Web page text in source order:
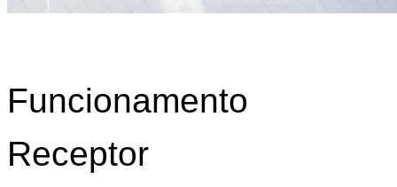
Funcionamento
Receptor